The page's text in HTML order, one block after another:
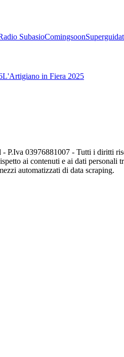
SubasioComingsoon
L'Artigiano in Fiera 2025
P.Iva 03976881007 - Tutti i diritti
ai contenuti e ai dati personali
automatizzati di data scraping.